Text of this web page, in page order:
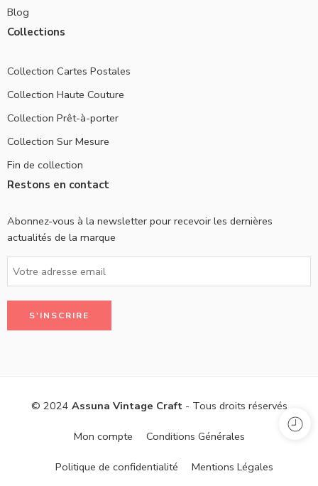
Blog
Collections
Collection Cartes Postales
Collection Haute Couture
Collection Prêt-à-porter
Collection Sur Mesure
Fin de collection
Restons en contact
Abonnez-vous à la newsletter pour recevoir les dernières
actualités de la marque
© 2024 Assuna Vintage Craft- Tous droits réservés
Mon compte Conditions Générales
Politique de confidentialité Mentions Légales